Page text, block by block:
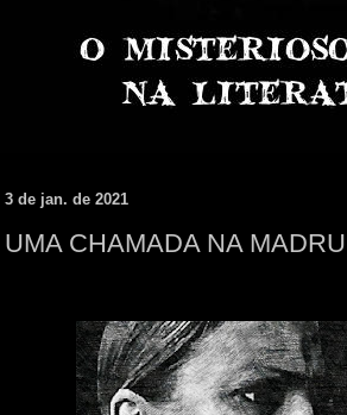
3 de jan. de 2021
UMA CHAMADA NA